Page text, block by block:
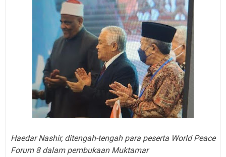
Haedar Nashir, ditengah-tengah para peserta World Peace
Forum 8 dalam pembukaan Muktamar